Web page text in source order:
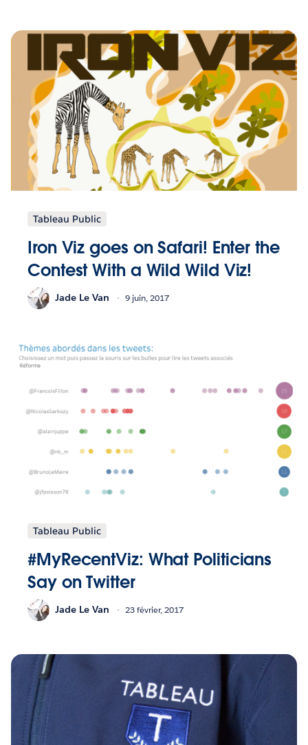
Tableau Public
Iron Viz goes on Safari! Enter the
Contest With a Wild Wild Viz!
Jade Le Van 9 juin, 2017
Tableau Public
#MyRecentViz: What Politicians
Say on Twitter
Jade Le Van 23 février, 2017